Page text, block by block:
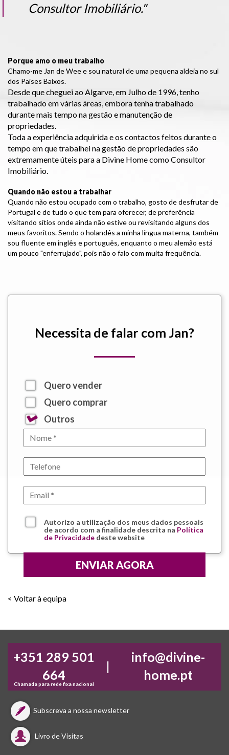
Consultor Imobiliário."
Porque amo o meu trabalho
Chamo-me Jan de Wee e sou natural de uma pequena aldeia no sul
dos Países Baixos.
Desde que cheguei ao Algarve, em Julho de 1996, tenho
trabalhado em várias áreas, embora tenha trabalhado
durante mais tempo na gestão e manutenção de
propriedades.
Toda a experiência adquirida e os contactos feitos durante o
tempo em que trabalhei na gestão de propriedades são
extremamente úteis para a Divine Home como Consultor
Imobiliário.
Quando não estou a trabalhar
Quando não estou ocupado com o trabalho, gosto de desfrutar de
Portugal e de tudo o que tem para oferecer, de preferência
visitando sítios onde ainda não estive ou revisitando alguns dos
meus favoritos. Sendo o holandês a minha língua materna, também
sou fluente em inglês e português, enquanto o meu alemão está
um pouco "enferrujado", pois não o falo com muita frequência.
Necessita de falar com Jan?
Quero vender
Quero comprar
Outros
Autorizo a utilização dos meus dados pessoais
de acordo com a finalidade descrita na Política
de Privacidade deste website
< Voltar à equipa
+351 289 501
664
Chamada para rede fixa nacional
|
info@divine-
home.pt
Subscreva a nossa newsletter
Livro de Visitas